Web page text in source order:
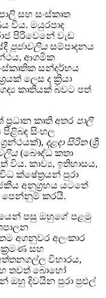
සහ සංස්කෘත
විය. මයුරපාද
පිරිවෙනේ වැඩ
පූජාවලිය සම්පාදනය
ආගමික
සන්දර්භය
ලෙස ද ක්‍රියා
කෘතියක් බවට පත්
කෘති අතර පාලි
සිංහල
දළදා සිරිත(ශ්‍රී
(බෞද්ධ කතා
විය. කාව්‍ය, ඉතිහාසය,
ක්ෂේත්‍රයන් පුරා
අනුග්‍රහය යටතේ
පෙන්නුම් කරයි.
පසු ඔහුගේ පළමු
අගනුවර අලංකාර
සහ
විහාරය,
තවත් බොහෝ
ඔහු දිවයින පුරා පුළුල්